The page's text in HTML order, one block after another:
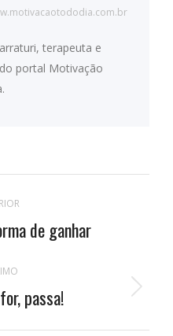
terapeuta e
portal Motivação
de ganhar
passa!